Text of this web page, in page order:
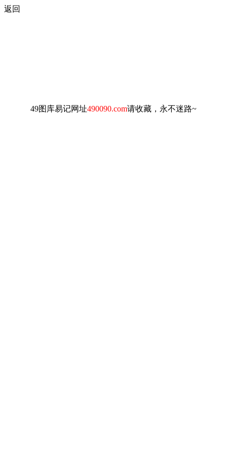
返回
49图库易记网址490090.com请收藏，永不迷路~